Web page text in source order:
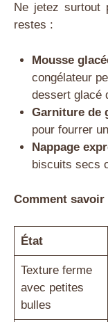
Ne jetez
restes :
Mousse
congélateur
dessert glacé
Garniture de
pour fourrer
Nappage
biscuits secs
Comment savoir
État
Texture ferme
avec petites
bulles